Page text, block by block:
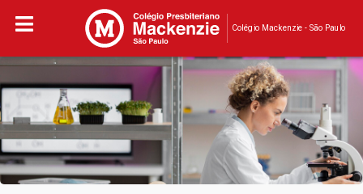
Colégio Mackenzie - São Paulo